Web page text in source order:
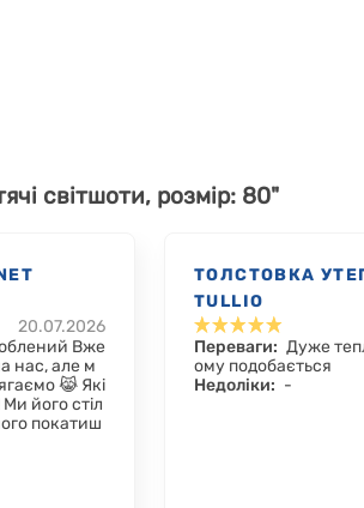
світшоти, розмір: 80"
20.07.2026
Вже
нас, але м
😹 Які
його стіл
покатиш
ТОЛСТОВКА
TULLIO
Переваги: Дуже
ому подобається
Недоліки: -